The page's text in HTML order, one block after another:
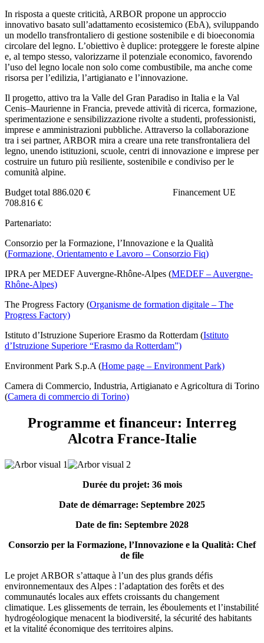
In risposta a queste criticità, ARBOR propone un approccio
innovativo basato sull’adattamento ecosistemico (EbA), sviluppando
un modello transfrontaliero di gestione sostenibile e di bioeconomia
circolare del legno. L’obiettivo è duplice: proteggere le foreste alpine
e, al tempo stesso, valorizzarne il potenziale economico, favorendo
l’uso del legno locale non solo come combustibile, ma anche come
risorsa per l’edilizia, l’artigianato e l’innovazione.
Il progetto, attivo tra la Valle del Gran Paradiso in Italia e la Val
Cenis–Maurienne in Francia, prevede attività di ricerca, formazione,
sperimentazione e sensibilizzazione rivolte a studenti, professionisti,
imprese e amministrazioni pubbliche. Attraverso la collaborazione
tra i sei partner, ARBOR mira a creare una rete transfrontaliera del
legno, unendo istituzioni, scuole, centri di innovazione e imprese per
costruire un futuro più resiliente, sostenibile e condiviso per le
comunità alpine.
Budget total 886.020 € Financement UE
708.816 €
Partenariato:
Consorzio per la Formazione, l’Innovazione e la Qualità
(Formazione, Orientamento e Lavoro – Consorzio Fiq)
IPRA per MEDEF Auvergne-Rhône-Alpes (MEDEF – Auvergne-
Rhône-Alpes)
The Progress Factory (Organisme de formation digitale – The
Progress Factory)
Istituto d’Istruzione Superiore Erasmo da Rotterdam (Istituto
d’Istruzione Superiore “Erasmo da Rotterdam”)
Environment Park S.p.A (Home page – Environment Park)
Camera di Commercio, Industria, Artigianato e Agricoltura di Torino
(Camera di commercio di Torino)
Programme et financeur: Interreg
Alcotra France-Italie
Durée du projet: 36 mois
Date de démarrage: Septembre 2025
Date de fin: Septembre 2028
Consorzio per la Formazione, l’Innovazione e la Qualità: Chef
de file
Le projet ARBOR s’attaque à l’un des plus grands défis
environnementaux des Alpes : l’adaptation des forêts et des
communautés locales aux effets croissants du changement
climatique. Les glissements de terrain, les éboulements et l’instabilité
hydrogéologique menacent la biodiversité, la sécurité des habitants
et la vitalité économique des territoires alpins.